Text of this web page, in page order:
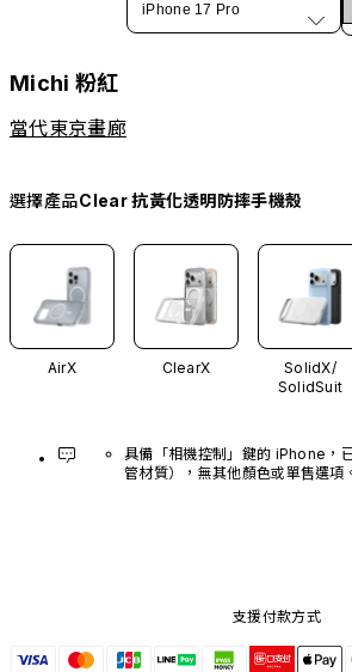
iPhone 17 Pro
Michi 粉紅
當代東京畫廊
選擇產品Clear 抗黃化透明防摔手機殼
AirX ClearX
SolidX/
SolidSuit
具備「相機控制」鍵的 iPhone，
管材質），無其他顏色或單售選項
支援付款方式